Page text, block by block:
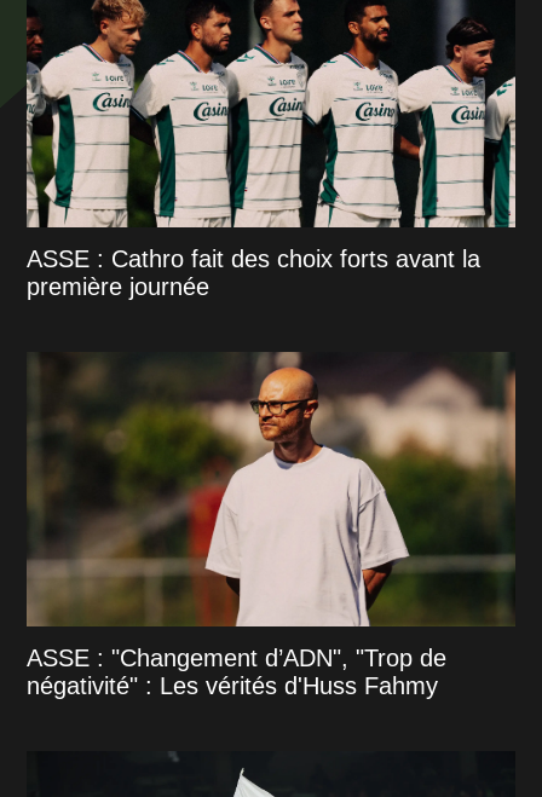
ASSE : Cathro fait des choix forts avant la
première journée
ASSE : "Changement d’ADN", "Trop de
négativité" : Les vérités d'Huss Fahmy